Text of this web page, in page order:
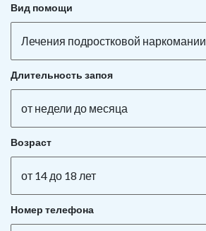
Вид помощи
Лечения подростковой наркомании
Длительность запоя
от недели до месяца
Возраст
от 14 до 18 лет
Номер телефона